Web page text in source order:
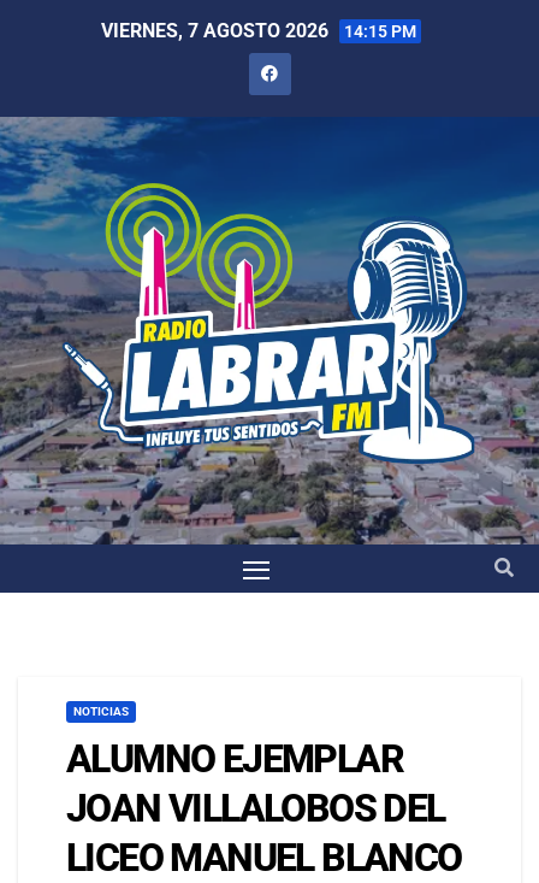
VIERNES, 7 AGOSTO 2026 14:15 PM
NOTICIAS
ALUMNO EJEMPLAR
JOAN VILLALOBOS DEL
LICEO MANUEL BLANCO